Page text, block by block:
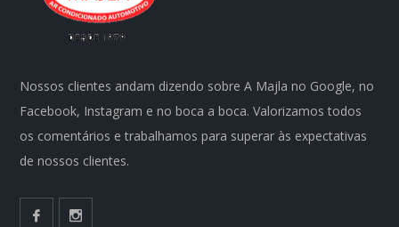
Nossos clientes andam dizendo sobre A Majla no Google, no
Facebook, Instagram e no boca a boca. Valorizamos todos
os comentários e trabalhamos para superar às expectativas
de nossos clientes.